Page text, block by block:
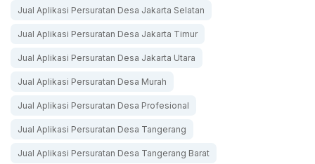
Jual Aplikasi Persuratan Desa Jakarta Selatan
Jual Aplikasi Persuratan Desa Jakarta Timur
Jual Aplikasi Persuratan Desa Jakarta Utara
Jual Aplikasi Persuratan Desa Murah
Jual Aplikasi Persuratan Desa Profesional
Jual Aplikasi Persuratan Desa Tangerang
Jual Aplikasi Persuratan Desa Tangerang Barat